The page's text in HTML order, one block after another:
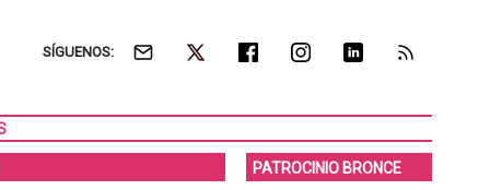
SÍGUENOS:
PATROCINIO BRONCE